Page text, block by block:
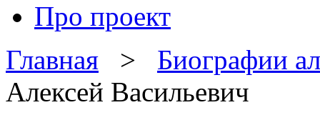
Про проект
Главная > Биографии
Алексей Васильевич